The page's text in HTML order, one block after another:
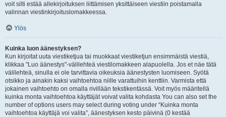
voit silti estää allekirjoituksen liittämisen yksittäiseen viestiin poistamalla
valinnan viestinkirjoituslomakkeessa.
Ylös
Kuinka luon äänestyksen?
Kun kirjoitat uuta viestiketjua tai muokkaat viestiketjun ensimmäistä viestiä,
klikkaa "Luo äänestys"-välilehteä viestilomakkeen alapuolella. Jos et näe tätä
välilehteä, sinulla ei ole tarvittavia oikeuksia äänestysten luomiseen. Syötä
otsikko ja ainakin kaksi vaihtoehtoa niille varattuihin kenttiin. Varmista että
jokainen vaihtoehto on omalla rivillään tekstikentässä. Voit myös määritellä
kuinka monta vaihtoehtoa käyttäjät voivat valita kohdasta You can also set the
number of options users may select during voting under “Kuinka monta
vaihtoehtoa käyttäjä voi valita”, äänestyksen kesto päivinä (0 kestää